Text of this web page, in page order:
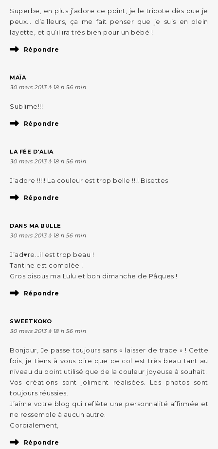
Superbe, en plus j’adore ce point, je le tricote dès que je
peux… d’ailleurs, ça me fait penser que je suis en plein
layette, et qu’il ira très bien pour un bébé !
Répondre
MAÏA
30 mars 2013 à 18 h 56 min
Sublime!!!
Répondre
LA FÉE D'ALIA
30 mars 2013 à 18 h 56 min
J’adore !!!!! La couleur est trop belle !!!! Bisettes
Répondre
DANS MA BULLE
30 mars 2013 à 18 h 56 min
J’ad♥re…il est trop beau !
Tantine est comblée !
Gros bisous ma Lulu et bon dimanche de Pâques !
Répondre
SWEETKOKO
30 mars 2013 à 18 h 56 min
Bonjour, Je passe toujours sans « laisser de trace » ! Cette
fois, je tiens à vous dire que ce col est très beau tant au
niveau du point utilisé que de la couleur joyeuse à souhait.
Vos créations sont joliment réalisées. Les photos sont
toujours réussies.
J’aime votre blog qui reflète une personnalité affirmée et
ne ressemble à aucun autre.
Cordialement,
Répondre